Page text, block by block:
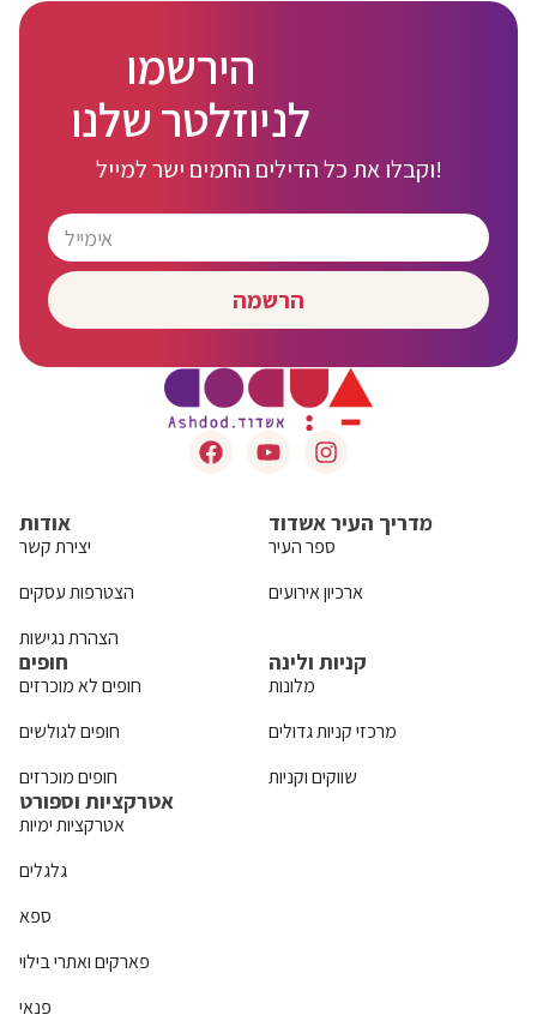
הירשמו
לניוזלטר שלנו
וקבלו את כל הדילים החמים ישר למייל!
הרשמה
אודות
יצירת קשר
הצטרפות עסקים
הצהרת נגישות
מדריך העיר אשדוד
ספר העיר
ארכיון אירועים
חופים
חופים לא מוכרזים
חופים לגולשים
חופים מוכרזים
קניות ולינה
מלונות
מרכזי קניות גדולים
שווקים וקניות
אטרקציות וספורט
אטרקציות ימיות
גלגלים
ספא
פארקים ואתרי בילוי
פנאי